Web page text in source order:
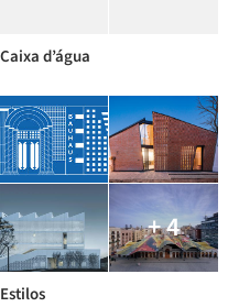
Caixa d’água
+ 4
Estilos